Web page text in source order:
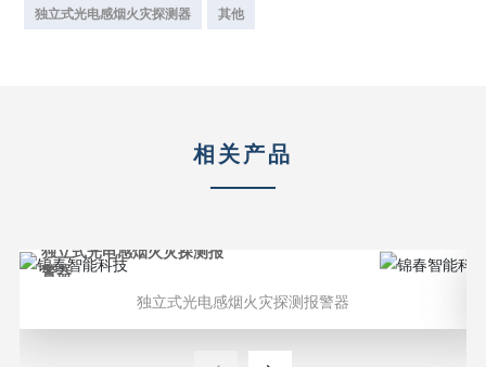
独立式光电感烟火灾探测器 其他
相关产品
独立式光电感烟火灾探测报
警器
独立式光电感烟火灾探测报警器